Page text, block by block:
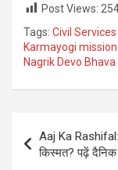
Post Views:
Tags: Civil
Karmayogi
Nagrik Devo
navigation
Aaj Ka Rashifal:
किस्मत? पढ़ें